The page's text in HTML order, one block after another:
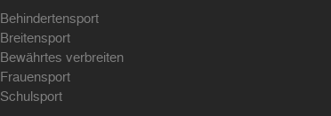
Behindertensport
Breitensport
Bewährtes verbreiten
Frauensport
Schulsport